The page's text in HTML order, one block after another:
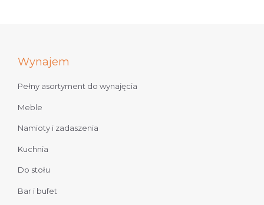
Wynajem
Pełny asortyment do wynajęcia
Meble
Namioty i zadaszenia
Kuchnia
Do stołu
Bar i bufet